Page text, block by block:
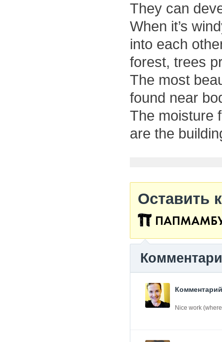
They can
When it’s
into each
forest, trees
The most
found near
The moisture
are the
Оставить
Nice work